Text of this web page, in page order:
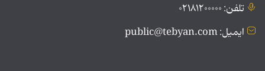
تلفن: ۰۲۱۸۱۲۰۰۰۰۰
ایمیل: public@tebyan.com